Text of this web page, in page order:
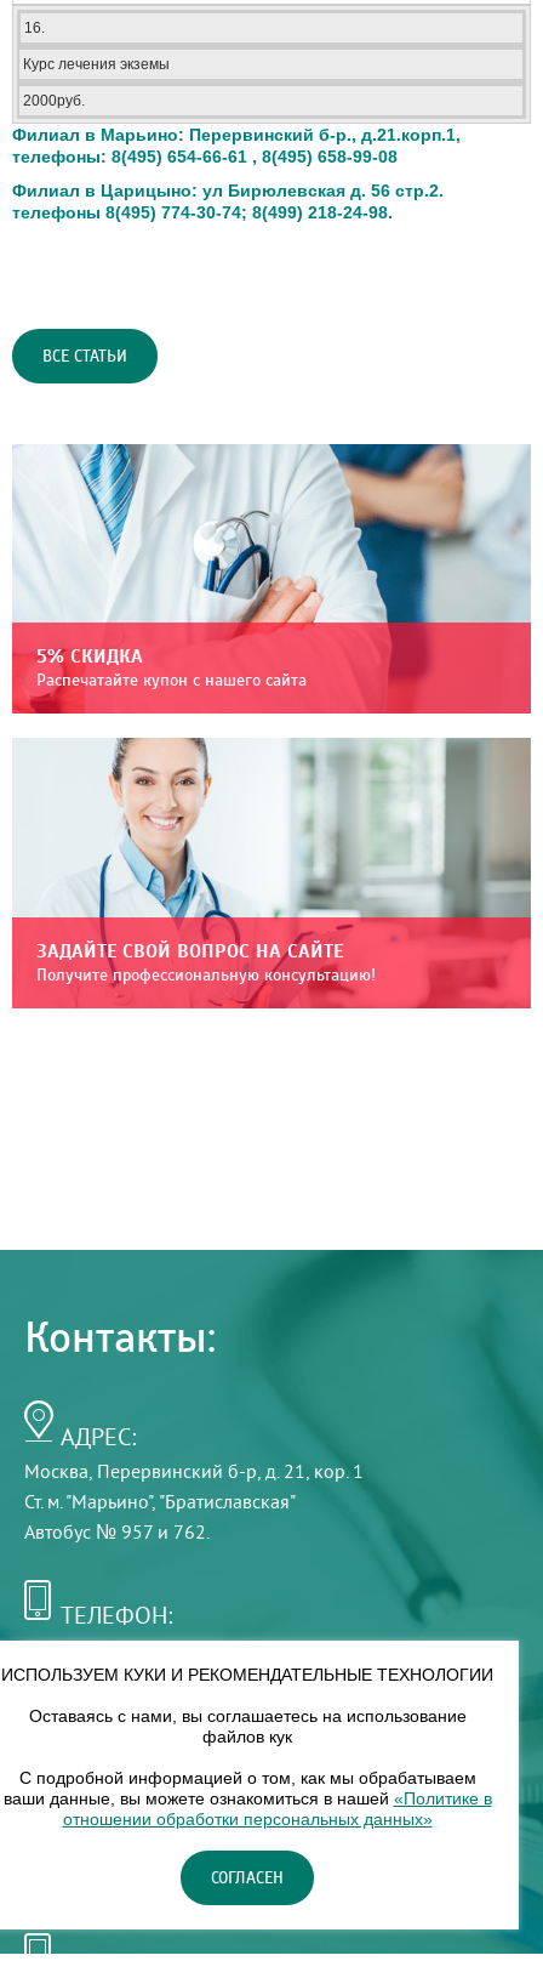
16.
Курс лечения экземы
2000руб.
Филиал в Марьино: Перервинский б-р., д.21.корп.1,
телефоны: 8(495) 654-66-61 , 8(495) 658-99-08
Филиал в Царицыно: ул Бирюлевская д. 56 стр.2.
телефоны 8(495) 774-30-74; 8(499) 218-24-98.
ВСЕ СТАТЬИ
5% СКИДКА
Распечатайте купон с нашего сайта
ЗАДАЙТЕ СВОЙ ВОПРОС НА САЙТЕ
Получите профессиональную консультацию!
Контакты:
АДРЕС:
Москва, Перервинский б-р, д. 21, кор. 1
Ст. м. "Марьино", "Братиславская"
Автобус № 957 и 762.
ТЕЛЕФОН:
РЕЖИМ РАБОТЫ:
8 — 18
НАШ ФИЛИАЛ:
Москва, м. Нагорное, Нагорный б-р, д. 19, кор. 1
ИСПОЛЬЗУЕМ КУКИ И РЕКОМЕНДАТЕЛЬНЫЕ ТЕХНОЛОГИИ
Оставаясь с нами, вы соглашаетесь на использование
файлов кук
С подробной информацией о том, как мы обрабатываем
ваши данные, вы можете ознакомиться в нашей «Политике в
отношении обработки персональных данных»
СОГЛАСЕН